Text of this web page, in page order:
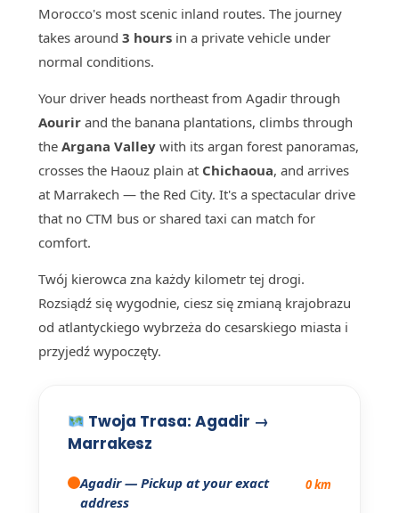
Morocco's most scenic inland routes. The journey
takes around 3 hoursin a private vehicle under
normal conditions.
Your driver heads northeast from Agadir through
Aourirand the banana plantations, climbs through
the Argana Valleywith its argan forest panoramas,
crosses the Haouz plain at Chichaoua, and arrives
at Marrakech — the Red City. It's a spectacular drive
that no CTM bus or shared taxi can match for
comfort.
Twój kierowca zna każdy kilometr tej drogi.
Rozsiądź się wygodnie, ciesz się zmianą krajobrazu
od atlantyckiego wybrzeża do cesarskiego miasta i
przyjedź wypoczęty.
Twoja Trasa: Agadir →
Marrakesz
Agadir— Pickup at your exact
address
0 km